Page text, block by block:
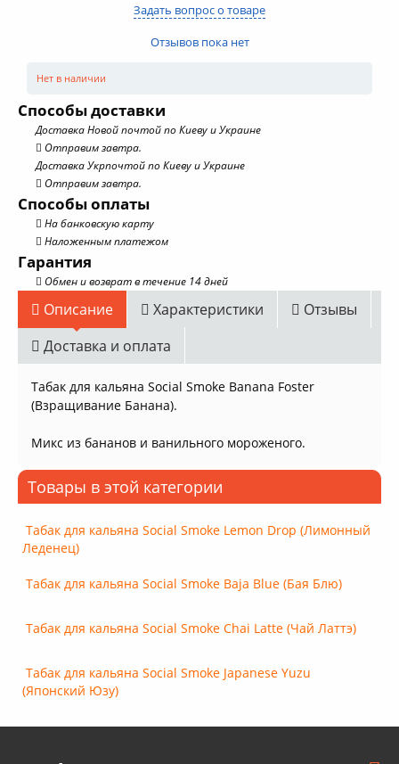
Задать вопрос о товаре
Отзывов пока нет
Нет в наличии
Способы доставки
Доставка Новой почтой по Киеву и Украине
Отправим завтра.
Доставка Укрпочтой по Киеву и Украине
Отправим завтра.
Способы оплаты
На банковскую карту
Наложенным платежом
Гарантия
Обмен и возврат в течение 14 дней
Описание Характеристики
Отзывы
Доставка и оплата
Табак для кальяна Social Smoke Banana Foster
(Взращивание Банана).
Микс из бананов и ванильного мороженого.
Товары в этой категории
Табак для кальяна Social Smoke Lemon Drop (Лимонный
Леденец)
Табак для кальяна Social Smoke Baja Blue (Бая Блю)
Табак для кальяна Social Smoke Chai Latte (Чай Латтэ)
Табак для кальяна Social Smoke Japanese Yuzu
(Японский Юзу)